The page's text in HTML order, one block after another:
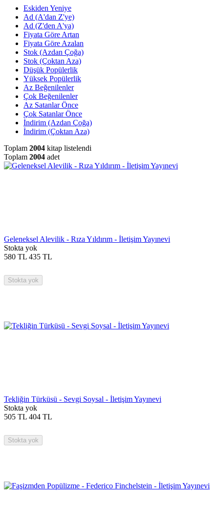
Eskiden Yeniye
Ad (A'dan Z'ye)
Ad (Z'den A'ya)
Fiyata Göre Artan
Fiyata Göre Azalan
Stok (Azdan Çoğa)
Stok (Çoktan Aza)
Düşük Popülerlik
Yüksek Popülerlik
Az Beğenilenler
Çok Beğenilenler
Az Satanlar Önce
Çok Satanlar Önce
İndirim (Azdan Çoğa)
İndirim (Çoktan Aza)
Toplam 2004 kitap listelendi
Toplam 2004 adet
Geleneksel Alevilik - Rıza Yıldırım - İletişim Yayınevi
Stokta yok
580 TL 435 TL
Stokta yok
Tekliğin Türküsü - Sevgi Soysal - İletişim Yayınevi
Stokta yok
505 TL 404 TL
Stokta yok